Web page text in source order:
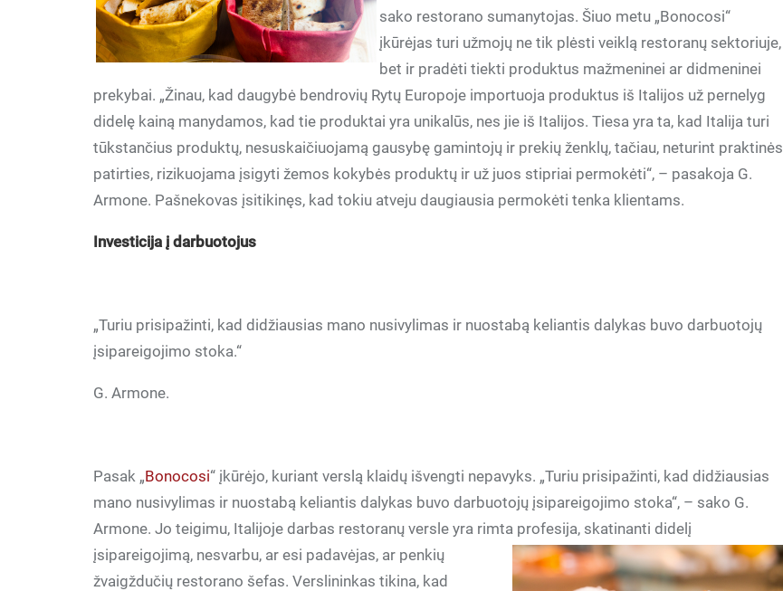
sako restorano sumanytojas. Šiuo metu „Bonocosi“
įkūrėjas turi užmojų ne tik plėsti veiklą restoranų sektoriuje,
bet ir pradėti tiekti produktus mažmeninei ar didmeninei
prekybai. „Žinau, kad daugybė bendrovių Rytų Europoje importuoja produktus iš Italijos už pernelyg
didelę kainą manydamos, kad tie produktai yra unikalūs, nes jie iš Italijos. Tiesa yra ta, kad Italija turi
tūkstančius produktų, nesuskaičiuojamą gausybę gamintojų ir prekių ženklų, tačiau, neturint praktinės
patirties, rizikuojama įsigyti žemos kokybės produktų ir už juos stipriai permokėti“, – pasakoja G.
Armone. Pašnekovas įsitikinęs, kad tokiu atveju daugiausia permokėti tenka klientams.
Investicija į darbuotojus
„Turiu prisipažinti, kad didžiausias mano nusivylimas ir nuostabą keliantis dalykas buvo darbuotojų
įsipareigojimo stoka.“
G. Armone.
Pasak „Bonocosi“ įkūrėjo, kuriant verslą klaidų išvengti nepavyks. „Turiu prisipažinti, kad didžiausias
mano nusivylimas ir nuostabą keliantis dalykas buvo darbuotojų įsipareigojimo stoka“, – sako G.
Armone. Jo teigimu, Italijoje darbas restoranų versle yra rimta profesija, skatinanti didelį
įsipareigojimą, nesvarbu, ar esi padavėjas, ar penkių
žvaigždučių restorano šefas. Verslininkas tikina, kad